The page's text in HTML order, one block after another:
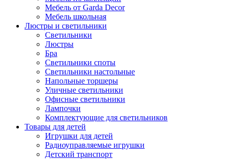
Мебель от Garda Decor
Мебель школьная
Люстры и светильники
Светильники
Люстры
Бра
Светильники споты
Светильники настольные
Напольные торшеры
Уличные светильники
Офисные светильники
Лампочки
Комплектующие для светильников
Товары для детей
Игрушки для детей
Радиоуправляемые игрушки
Детский транспорт